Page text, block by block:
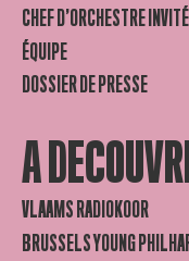
CHEF D’ORCHESTRE
ÉQUIPE
DOSSIER DE PRESSE
A
VLAAMS RADIOKOOR
BRUSSELS YOUNG